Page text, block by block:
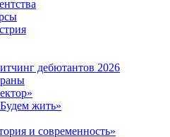
дебютантов 2026
жить»
и современность»